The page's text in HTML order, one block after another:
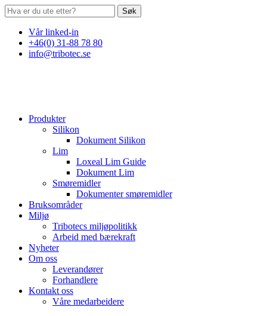
Søk
Vår linked-in
+46(0) 31-88 78 80
info@tribotec.se
Produkter
Silikon
Dokument Silikon
Lim
Loxeal Lim Guide
Dokument Lim
Smøremidler
Dokumenter smøremidler
Bruksområder
Miljø
Tribotecs miljøpolitikk
Arbeid med bærekraft
Nyheter
Om oss
Leverandører
Forhandlere
Kontakt oss
Våre medarbeidere